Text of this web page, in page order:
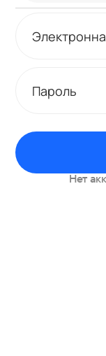
Пароль
Нет